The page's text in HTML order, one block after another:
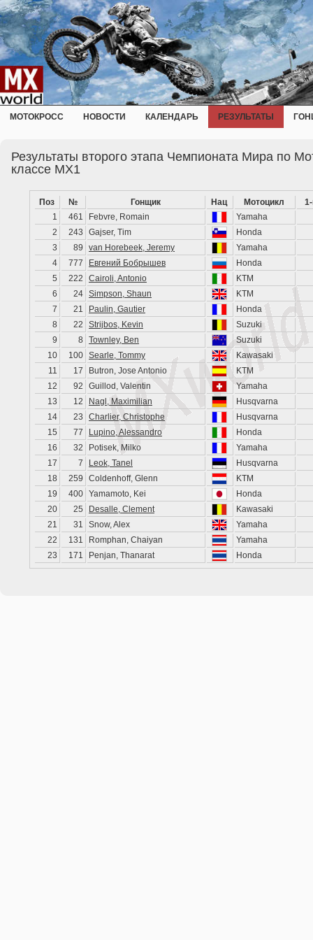
МОТОКРОСС НОВОСТИ КАЛЕНДАРЬ РЕЗУЛЬТАТЫ
Результаты второго этапа Чемпионата Мира по
классе MX1
Поз № Гонщик Нац Мотоцикл
1
461 Febvre, Romain
Yamaha
2
243 Gajser, Tim
Honda
3
89 van Horebeek, Jeremy
Yamaha
4
777 Евгений Бобрышев
Honda
5
222 Cairoli, Antonio
KTM
6
24 Simpson, Shaun
KTM
7
21 Paulin, Gautier
Honda
8
22 Strijbos, Kevin
Suzuki
9
8 Townley, Ben
Suzuki
10
100 Searle, Tommy
Kawasaki
11
17 Butron, Jose Antonio
KTM
12
92 Guillod, Valentin
Yamaha
13
12 Nagl, Maximilian
Husqvarna
14
23 Charlier, Christophe
Husqvarna
15
77 Lupino, Alessandro
Honda
16
32 Potisek, Milko
Yamaha
17
7 Leok, Tanel
Husqvarna
18
259 Coldenhoff, Glenn
KTM
19
400 Yamamoto, Kei
Honda
20
25 Desalle, Clement
Kawasaki
21
31 Snow, Alex
Yamaha
22
131 Romphan, Chaiyan
Yamaha
23
171 Penjan, Thanarat Honda